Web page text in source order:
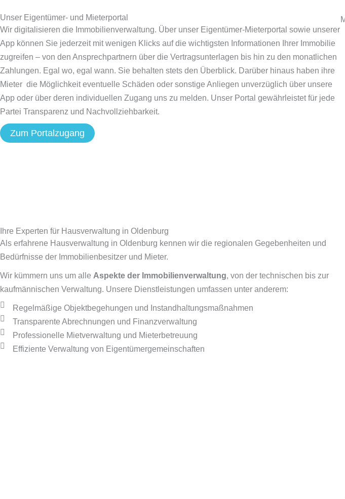
Unser Eigentümer- und Mieterportal
Wir digitalisieren die Immobilienverwaltung. Über unser Eigentümer-Mieterportal sowie unserer
App können Sie jederzeit mit wenigen Klicks auf die wichtigsten Informationen Ihrer Immobilie
zugreifen – von den Ansprechpartnern über die Vertragsunterlagen bis hin zu den monatlichen
Zahlungen. Egal wo, egal wann. Sie behalten stets den Überblick. Darüber hinaus haben ihre
Mieter die Möglichkeit eventuelle Schäden oder sonstige Anliegen unverzüglich über unsere
App oder über deren individuellen Zugang uns zu melden. Unser Portal gewährleistet für jede
Partei Transparenz und Nachvollziehbarkeit.
Zum Portalzugang
Ihre Experten für Hausverwaltung in Oldenburg
Als erfahrene Hausverwaltung in Oldenburg kennen wir die regionalen Gegebenheiten und
Bedürfnisse der Immobilienbesitzer und Mieter.
Wir kümmern uns um alle Aspekte der Immobilienverwaltung, von der technischen bis zur
kaufmännischen Verwaltung. Unsere Dienstleistungen umfassen unter anderem:
Regelmäßige Objektbegehungen und Instandhaltungsmaßnahmen
Transparente Abrechnungen und Finanzverwaltung
Professionelle Mietverwaltung und Mieterbetreuung
Effiziente Verwaltung von Eigentümergemeinschaften